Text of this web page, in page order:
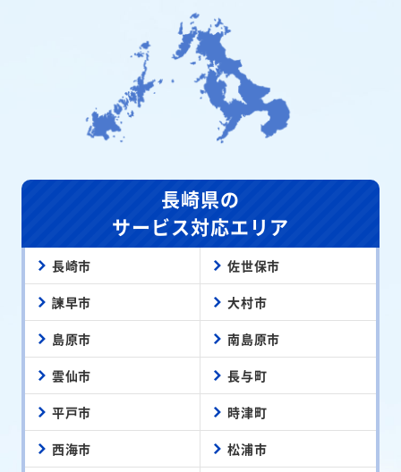
長崎県の
サービス対応エリア
長崎市 佐世保市
諫早市 大村市
島原市 南島原市
雲仙市 長与町
平戸市 時津町
西海市 松浦市